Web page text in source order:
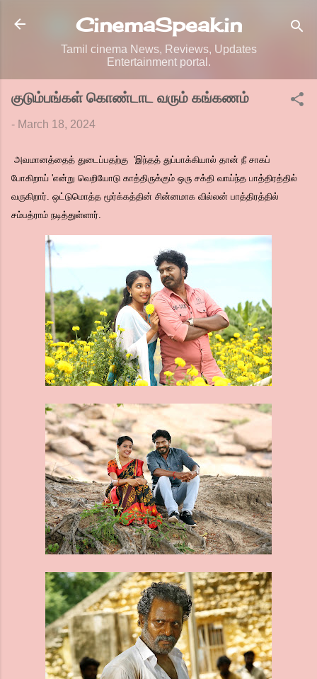
Skip to main content
CinemaSpeak.in
Tamil cinema News, Reviews, Updates
Entertainment portal.
குடும்பங்கள் கொண்டாட வரும் கங்கணம்
- March 18, 2024
அவமானத்தைத் துடைப்பதற்கு 'இந்தத் துப்பாக்கியால் தான் நீ சாகப்
போகிறாய் 'என்று வெறியோடு காத்திருக்கும் ஒரு சக்தி வாய்ந்த பாத்திரத்தில்
வருகிறார். ஒட்டுமொத்த மூர்க்கத்தின் சின்னமாக வில்லன் பாத்திரத்தில்
சம்பத்ராம் நடித்துள்ளார்.